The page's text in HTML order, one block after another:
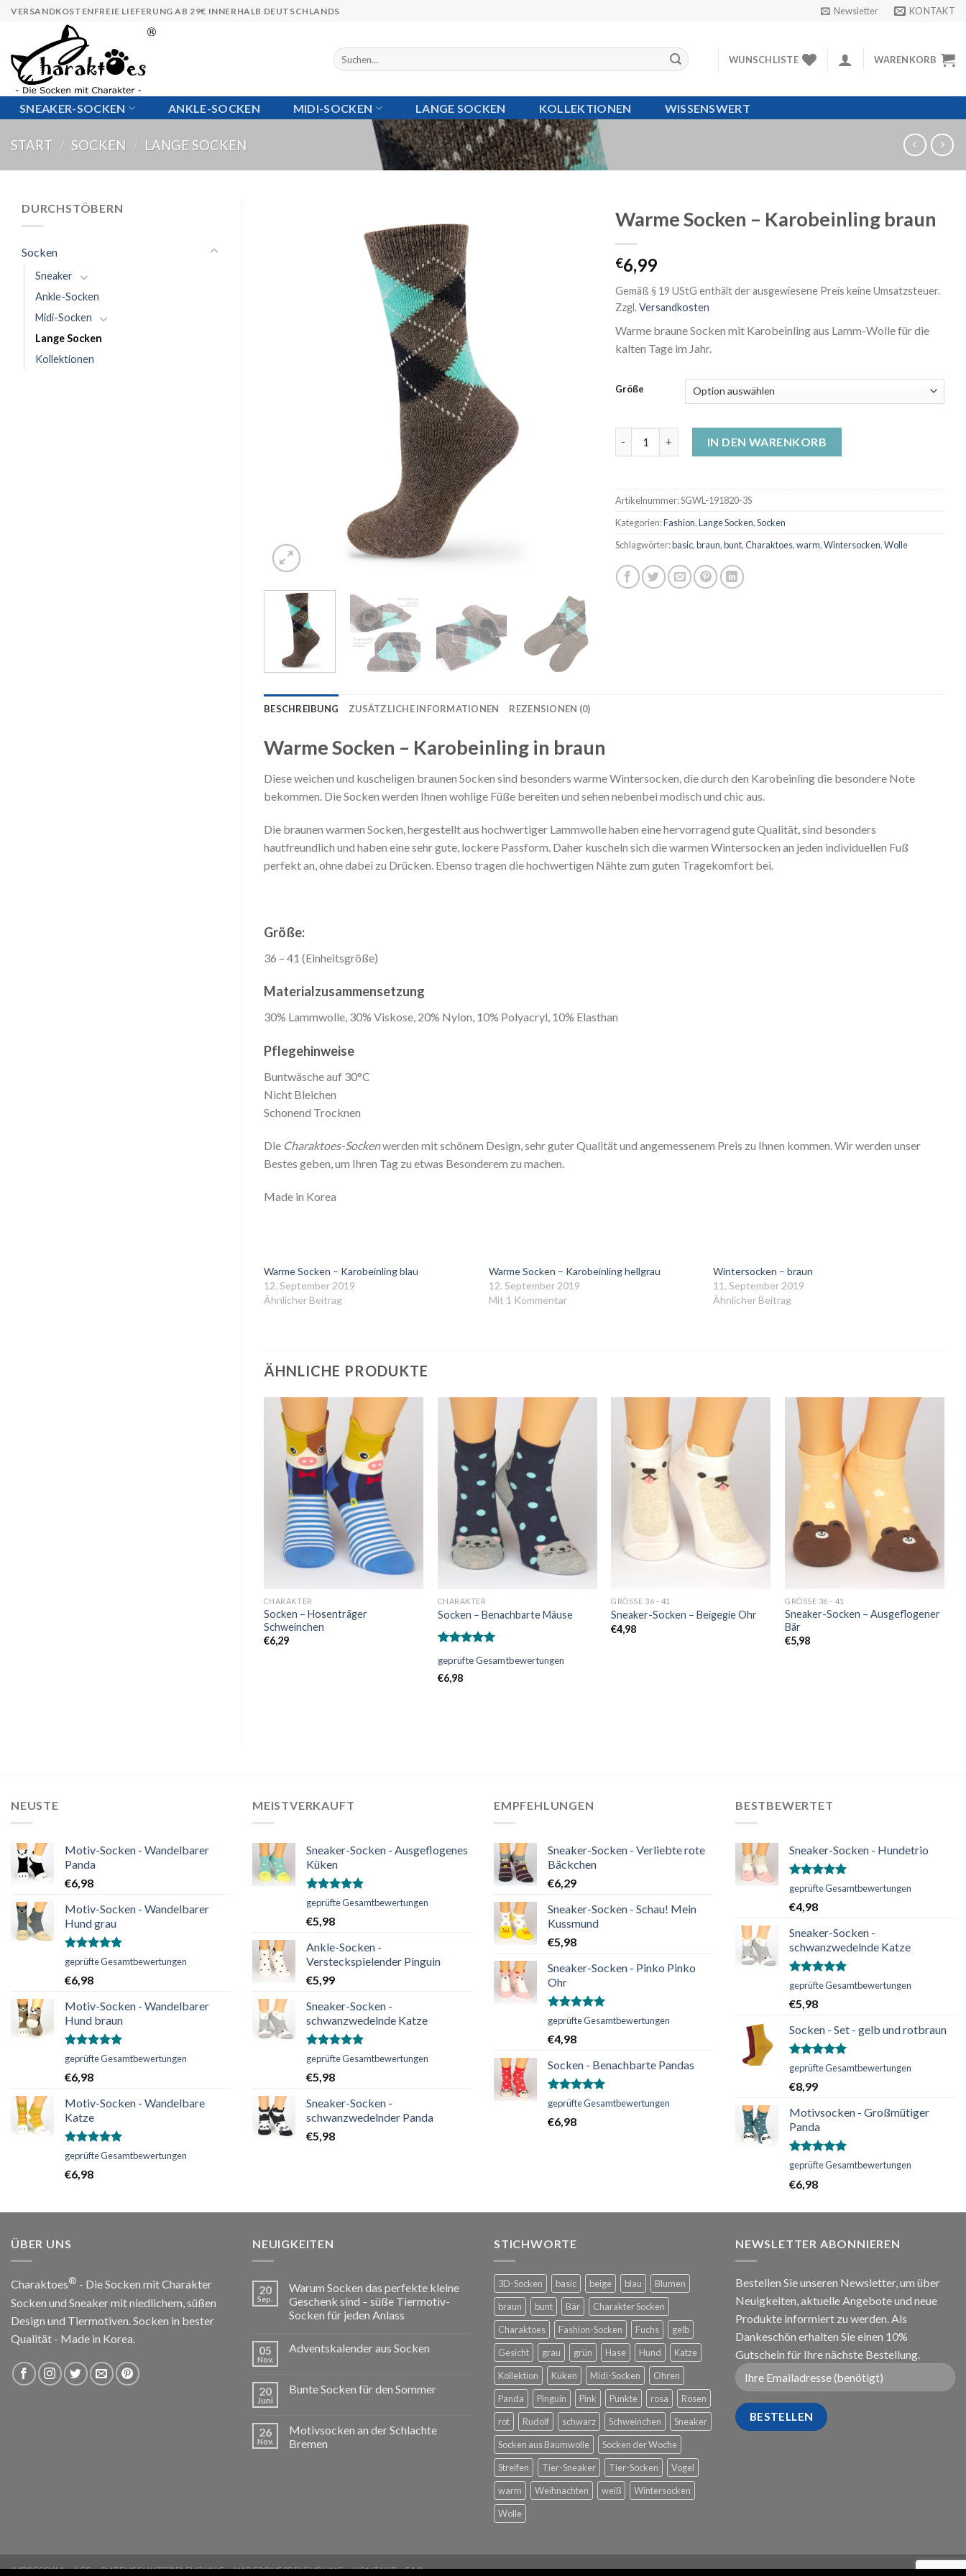
SkipVERSANDKOSTENFREIE LIEFERUNG AB 29€ INNERHALB DEUTSCHLANDS Newsletter KONTAKT
Suchen
nach:
WUNSCHLISTE WARENKORB
SNEAKER-SOCKEN ANKLE-SOCKEN MIDI-SOCKEN LANGE SOCKEN KOLLEKTIONEN WISSENSWERT
START / SOCKEN / LANGE SOCKEN
DURCHSTÖBERN
Socken
Sneaker
Ankle-Socken
Midi-Socken
Lange Socken
Kollektionen
Warme Socken – Karobeinling braun
€6,99
Gemäß § 19 UStG enthält der ausgewiesene Preis keine Umsatzsteuer.
Zzgl.Versandkosten
Warme braune Socken mit Karobeinling aus Lamm-Wolle für die
kalten Tage im Jahr.
Größe
IN DEN WARENKORB
Artikelnummer:SGWL-191820-3S
Kategorien:Fashion,Lange Socken,Socken
Schlagwörter:basic,braun,bunt,Charaktoes,warm,Wintersocken,Wolle
BESCHREIBUNG ZUSÄTZLICHE INFORMATIONEN REZENSIONEN (0)
Warme Socken – Karobeinling in braun
Diese weichen und kuscheligen braunen Socken sind besonders warme Wintersocken, die durch den Karobeinling die besondere Note
bekommen. Die Socken werden Ihnen wohlige Füße bereiten und sehen nebenbei modisch und chic aus.
Die braunen warmen Socken, hergestellt aus hochwertiger Lammwolle haben eine hervorragend gute Qualität, sind besonders
hautfreundlich und haben eine sehr gute, lockere Passform. Daher kuscheln sich die warmen Wintersocken an jeden individuellen Fuß
perfekt an, ohne dabei zu Drücken. Ebenso tragen die hochwertigen Nähte zum guten Tragekomfort bei.
Größe:
36 – 41 (Einheitsgröße)
Materialzusammensetzung
30% Lammwolle, 30% Viskose, 20% Nylon, 10% Polyacryl, 10% Elasthan
Pflegehinweise
Buntwäsche auf 30°C
Nicht Bleichen
Schonend Trocknen
Die Charaktoes-Sockenwerden mit schönem Design, sehr guter Qualität und angemessenem Preis zu Ihnen kommen. Wir werden unser
Bestes geben, um Ihren Tag zu etwas Besonderem zu machen.
Made in Korea
Warme Socken – Karobeinling blau
12. September 2019
Ähnlicher Beitrag
Warme Socken – Karobeinling hellgrau
12. September 2019
Mit 1 Kommentar
Wintersocken – braun
11. September 2019
Ähnlicher Beitrag
ÄHNLICHE PRODUKTE
die
Wunschliste
CHARAKTER
Socken – Hosenträger
Schweinchen
€6,29
Wunschliste
CHARAKTER
Socken – Benachbarte Mäuse
mit5.00
von 5
geprüfte Gesamtbewertungen
€6,98
GRÖSSE 36 - 41
Sneaker-Socken – Beigegie Ohr
€4,98
die
GRÖSSE 36 - 41
Sneaker-Socken – Ausgeflogener
Bär
€5,98
NEUSTE
Motiv-Socken - Wandelbarer
Panda
€6,98
Motiv-Socken - Wandelbarer
Hund grau
Bewertet
von 5
geprüfte Gesamtbewertungen
€6,98
Motiv-Socken - Wandelbarer
Hund braun
Bewertet
von 5
geprüfte Gesamtbewertungen
€6,98
Motiv-Socken - Wandelbare
Katze
Bewertet
von 5
geprüfte Gesamtbewertungen
€6,98
MEISTVERKAUFT
Sneaker-Socken - Ausgeflogenes
Küken
Bewertet
von 5
geprüfte Gesamtbewertungen
€5,98
Ankle-Socken -
Versteckspielender Pinguin
€5,99
Sneaker-Socken -
schwanzwedelnde Katze
Bewertet
von 5
geprüfte Gesamtbewertungen
€5,98
Sneaker-Socken -
schwanzwedelnder Panda
€5,98
EMPFEHLUNGEN
Sneaker-Socken - Verliebte rote
Bäckchen
€6,29
Sneaker-Socken - Schau! Mein
Kussmund
€5,98
Sneaker-Socken - Pinko Pinko
Ohr
Bewertet
von 5
geprüfte Gesamtbewertungen
€4,98
Socken - Benachbarte Pandas
Bewertet
von 5
geprüfte Gesamtbewertungen
€6,98
BESTBEWERTET
Sneaker-Socken - Hundetrio
Bewertet
von 5
geprüfte Gesamtbewertungen
€4,98
Sneaker-Socken -
schwanzwedelnde Katze
Bewertet
von 5
geprüfte Gesamtbewertungen
€5,98
Socken - Set - gelb und rotbraun
Bewertet
von 5
geprüfte Gesamtbewertungen
€8,99
Motivsocken - Großmütiger
Panda
Bewertet
von 5
geprüfte Gesamtbewertungen
€6,98
ÜBER UNS
Charaktoes® - Die Socken mit Charakter
Socken und Sneaker mit niedlichem, süßen
Design und Tiermotiven. Socken in bester
Qualität - Made in Korea.
NEUIGKEITEN
20
Sep.
Warum Socken das perfekte kleine
Geschenk sind – süße Tiermotiv-
Socken für jeden Anlass
05
Nov.
Adventskalender aus Socken
20
Juni
Bunte Socken für den Sommer
26
Nov.
Motivsocken an der Schlachte
Bremen
STICHWORTE
3D-Socken basic beige blau
Blumen
braun
bunt Bär
Charakter Socken
Charaktoes
Fashion-Socken Fuchs
gelb
Gesicht
grau grün Hase Hund
Katze
Kollektion
Küken Midi-Socken
Ohren
Panda
Pinguin Pink Punkte rosa
Rosen
rot
Rudolf schwarz Schweinchen
Sneaker
Socken aus Baumwolle
Socken der Woche
Streifen
Tier-Sneaker Tier-Socken
Vogel
warm
Weihnachten weiß
Wintersocken
Wolle
NEWSLETTER ABONNIEREN
Bestellen Sie unseren Newsletter, um über
Neuigkeiten, aktuelle Angebote und neue
Produkte informiert zu werden. Als
Dankeschön erhalten Sie einen 10%
Gutschein für Ihre nächste Bestellung.
IMPRESSUM AGB DATENSCHUTZBELEHRUNG WIDERRUFSBELEHRUNG KONTAKT FAQ